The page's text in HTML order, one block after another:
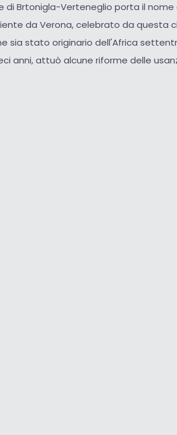
di Brtonigla-Verteneglio porta il nome
da Verona, celebrato da questa
sia stato originario dell'Africa
anni, attuò alcune riforme delle